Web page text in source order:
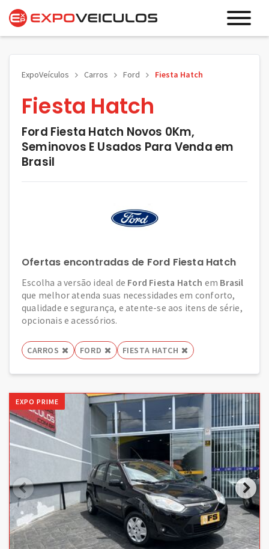
ExpoVeículos Carros Ford Fiesta Hatch
Fiesta Hatch
Ford Fiesta Hatch Novos 0Km,
Seminovos E Usados Para Venda em
Brasil
Ofertas encontradas de Ford Fiesta Hatch
Escolha a versão ideal de Ford Fiesta Hatch em Brasil
que melhor atenda suas necessidades em conforto,
qualidade e segurança, e atente-se aos itens de série,
opcionais e acessórios.
CARROS FORD FIESTA HATCH
EXPO PRIME